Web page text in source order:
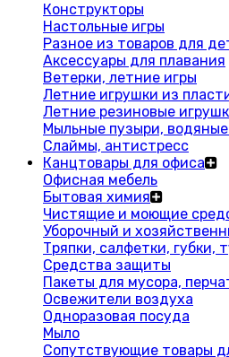
Конструкторы
Настольные игры
Разное из товаров для
Аксессуары для плавания
Ветерки, летние игры
Летние игрушки из
Летние резиновые
Мыльные пузыри,
Слаймы, антистресс
Канцтовары для офиса
Офисная мебель
Бытовая химия
Чистящие и моющие
Уборочный и
Тряпки, салфетки, губки,
Средства защиты
Пакеты для мусора,
Освежители воздуха
Одноразовая посуда
Мыло
Сопутствующие товары